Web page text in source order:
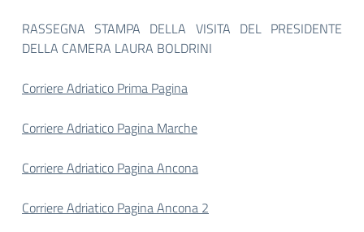
RASSEGNA STAMPA DELLA VISITA DEL PRESIDENTE
DELLA CAMERA LAURA BOLDRINI
Corriere Adriatico Prima Pagina
Corriere Adriatico Pagina Marche
Corriere Adriatico Pagina Ancona
Corriere Adriatico Pagina Ancona 2